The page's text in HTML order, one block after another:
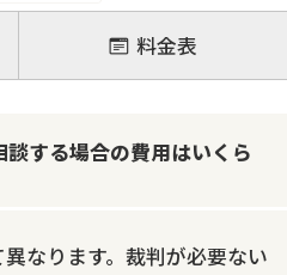
調停
離婚裁判
離婚
養育費問題
料金表
する場合の費用はいくら
なります。裁判が必要ない